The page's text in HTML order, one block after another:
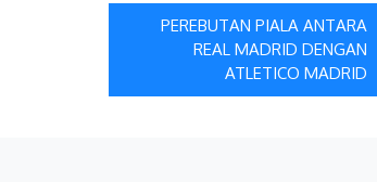
PEREBUTAN PIALA ANTARA
REAL MADRID DENGAN
ATLETICO MADRID